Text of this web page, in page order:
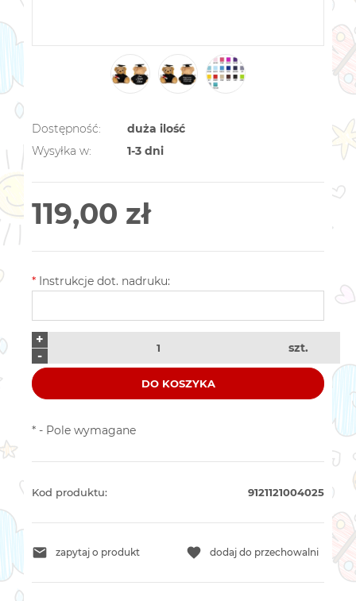
Dostępność:
duża ilość
Wysyłka w:
1-3 dni
119,00 zł
* Instrukcje dot. nadruku:
-
+
szt.
DO KOSZYKA
* - Pole wymagane
Kod produktu: 9121121004025
zapytaj o produkt dodaj do przechowalni